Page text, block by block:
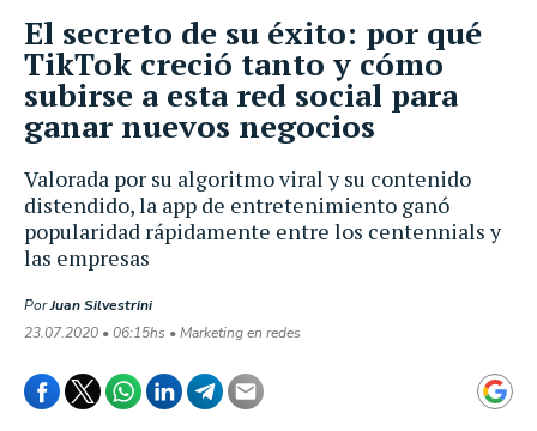
Valorada por su algoritmo viral y su contenido
distendido, la app de entretenimiento ganó
popularidad rápidamente entre los centennials y
las empresas
PorJuan Silvestrini
23.07.2020 • 06:15hs • Marketing en redes
El secreto de su éxito: por qué
TikTok creció tanto y cómo
subirse a esta red social para
ganar nuevos negocios